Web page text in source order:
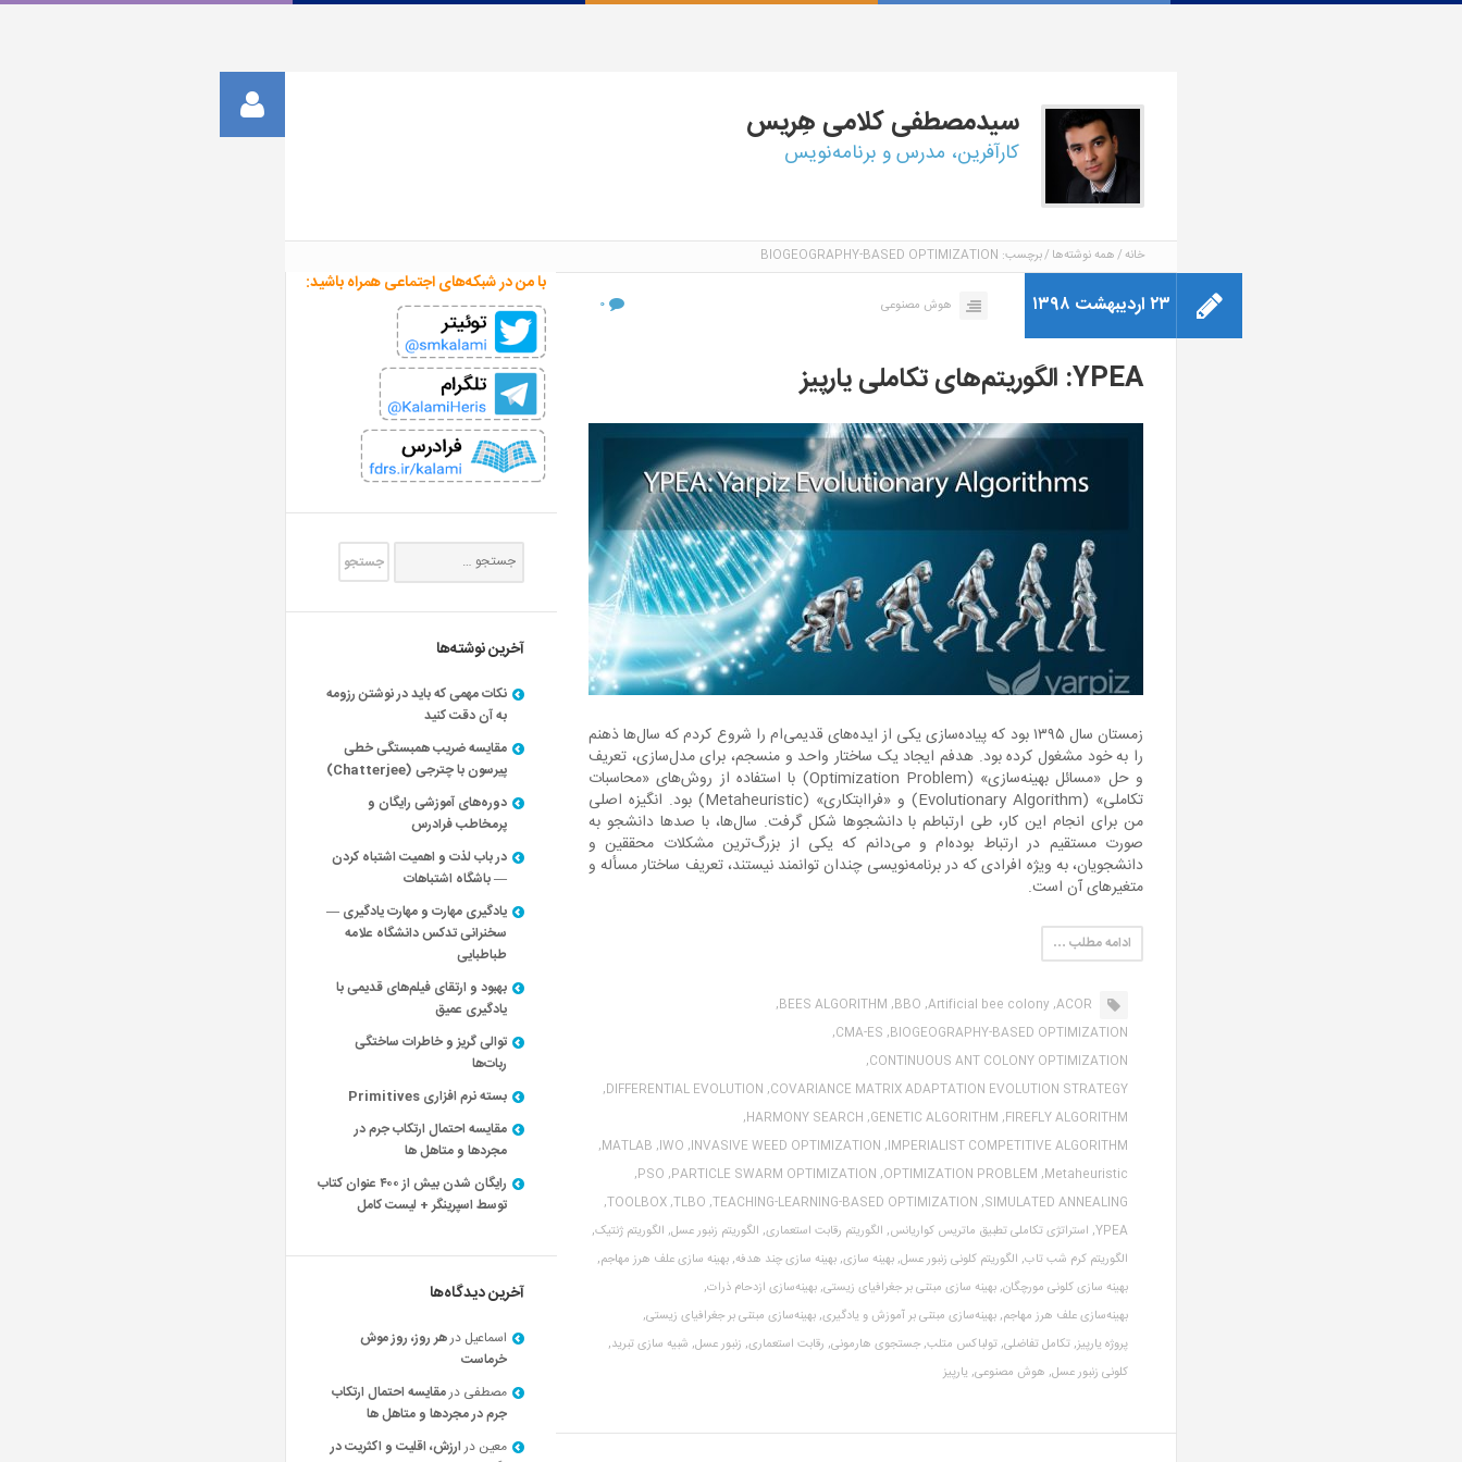
سیدمصطفیکلامی هِریس
کارآفرین، مدرس و برنامه‌نویس
خانه همه نوشته‌ها برچسب: BIOGEOGRAPHY-BASED OPTIMIZATION
۲۳ اردیبهشت ۱۳۹۸ هوش مصنوعی ۰
YPEA: الگوریتم‌های تکاملی یارپیز
زمستان سال ۱۳۹۵ بود که پیاده‌سازی یکی از ایده‌های قدیمی‌ام را شروع کردم که سال‌ها ذهنم
را به خود مشغول کرده بود. هدفم ایجاد یک ساختار واحد و منسجم، برای مدل‌سازی، تعریف
و حل «مسائل بهینه‌سازی» (Optimization Problem) با استفاده از روش‌های «محاسبات
تکاملی» (Evolutionary Algorithm) و «فراابتکاری» (Metaheuristic) بود. انگیزه اصلی
من برای انجام این کار، طی ارتباطم با دانشجوها شکل گرفت. سال‌ها، با صدها دانشجو به
صورت مستقیم در ارتباط بوده‌ام و می‌دانم که یکی از بزرگ‌ترین مشکلات محققین و
دانشجویان، به ویژه افرادی که در برنامه‌نویسی چندان توانمند نیستند، تعریف ساختار مسأله و
متغیرهای آن است.
ادامه مطلب …
ACOR,
Artificial bee colony,
BBO,
BEES ALGORITHM,
BIOGEOGRAPHY-BASED OPTIMIZATION,
CMA-ES,
CONTINUOUS ANT COLONY OPTIMIZATION,
COVARIANCE MATRIX ADAPTATION EVOLUTION STRATEGY,
DIFFERENTIAL EVOLUTION,
FIREFLY ALGORITHM,
GENETIC ALGORITHM,
HARMONY SEARCH,
IMPERIALIST COMPETITIVE ALGORITHM,
INVASIVE WEED OPTIMIZATION,
IWO,
MATLAB,
Metaheuristic,
OPTIMIZATION PROBLEM,
PARTICLE SWARM OPTIMIZATION,
PSO,
SIMULATED ANNEALING,
TEACHING-LEARNING-BASED OPTIMIZATION,
TLBO,
TOOLBOX,
YPEA, استراتژی تکاملی تطبیق ماتریس کواریانس, الگوریتم رقابت استعماری, الگوریتم زنبور عسل, الگوریتم ژنتیک,
الگوریتم کرم شب تاب, الگوریتم کلونی زنبور عسل,بهینه سازی,بهینه سازی چند هدفه,بهینه سازی علف هرز مهاجم,
بهینه سازی کلونی مورچگان,بهینه سازی مبتنی بر جغرافیای زیستی,بهینه‌سازی ازدحام ذرات,
بهینه‌سازی علف هرز مهاجم,بهینه‌سازی مبتنی بر آموزش و یادگیری,بهینه‌سازی مبتنی بر جغرافیای زیستی,
پروژه یارپیز,تکامل تفاضلی,تولباکس متلب,جستجوی هارمونی, رقابت استعماری, زنبور عسل, شبیه سازی تبرید,
کلونی زنبور عسل, هوش مصنوعی, یارپیز
با من در شبکه‌های اجتماعی همراه باشید:
آخرین نوشته‌ها
نکات مهمی که باید در نوشتن رزومه
به آن دقت کنید
مقایسه ضریب همبستگی خطی
پیرسون با چترجی (Chatterjee)
دوره‌های آموزشی رایگان و
پرمخاطب فرادرس
در باب لذت و اهمیت اشتباه کردن
— باشگاه اشتباهات
یادگیری مهارت و مهارت یادگیری —
سخنرانی تدکس دانشگاه علامه
طباطبایی
بهبود و ارتقای فیلم‌های قدیمی با
یادگیری عمیق
توالی گریز و خاطرات ساختگی
ربات‌ها
بسته نرم افزاری Primitives
مقایسه احتمال ارتکاب جرم در
مجردها و متاهل ها
رایگان شدن بیش از ۴۰۰ عنوان کتاب
توسط اسپرینگر + لیست کامل
آخرین دیدگاه‌ها
اسماعیل درهر روز، روز موش
خرماست
مصطفی درمقایسه احتمال ارتکاب
جرم در مجردها و متاهل ها
معین درارزش، اقلیت و اکثریت در